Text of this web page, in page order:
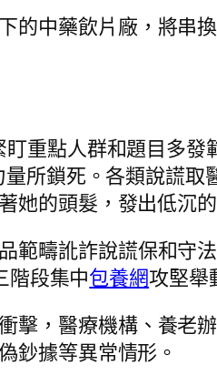
的中藥飲片廠，將串
重點人群和題目多
所鎖死。各類說謊取
她的頭髮，發出低沉
範疇訛詐說謊保和守
階段集中包養網攻堅舉
擊，醫療機構、養老
鈔據等異常情形。